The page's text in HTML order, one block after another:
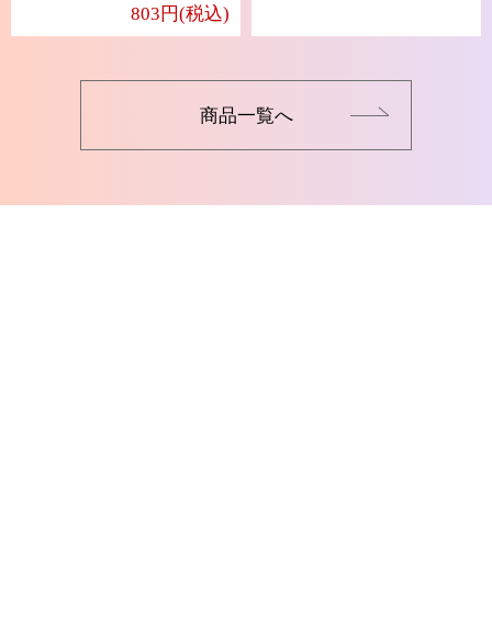
803円(税込)
商品一覧へ